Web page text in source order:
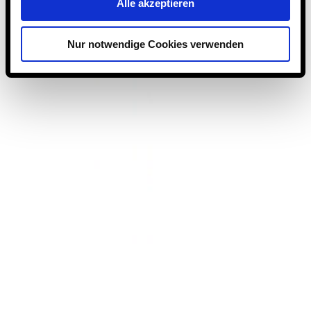
Alle akzeptieren
Nur notwendige Cookies verwenden